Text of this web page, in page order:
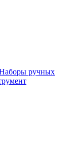
ручных